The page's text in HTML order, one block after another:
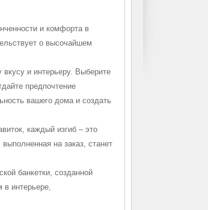
и комфорта в
о высочайшем
и интерьеру. Выберите
предпочтение
вашего дома и создать
каждый изгиб – это
на заказ, станет
банкетки, созданной
в интерьере,